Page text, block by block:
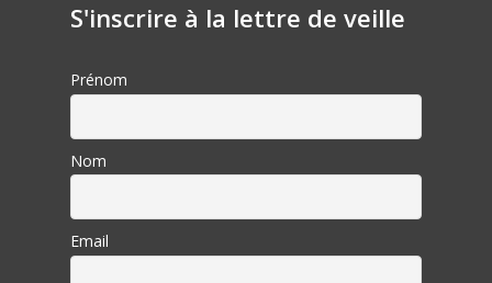
S'inscrire à la lettre de veille
Prénom
Nom
Email